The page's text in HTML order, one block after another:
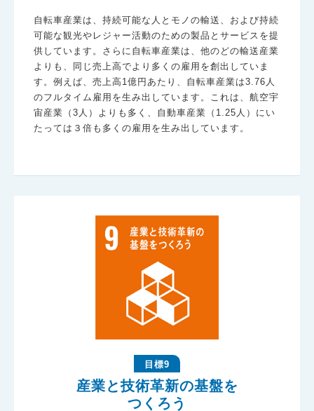
自転車産業は、持続可能な人とモノの輸送、および持続
可能な観光やレジャー活動のための製品とサービスを提
供しています。さらに自転車産業は、他のどの輸送産業
よりも、同じ売上高でより多くの雇用を創出していま
す。例えば、売上高1億円あたり、自転車産業は3.76人
のフルタイム雇用を生み出しています。これは、航空宇
宙産業（3人）よりも多く、自動車産業（1.25人）にい
たっては３倍も多くの雇用を生み出しています。
目標9
産業と技術革新の基盤を
つくろう